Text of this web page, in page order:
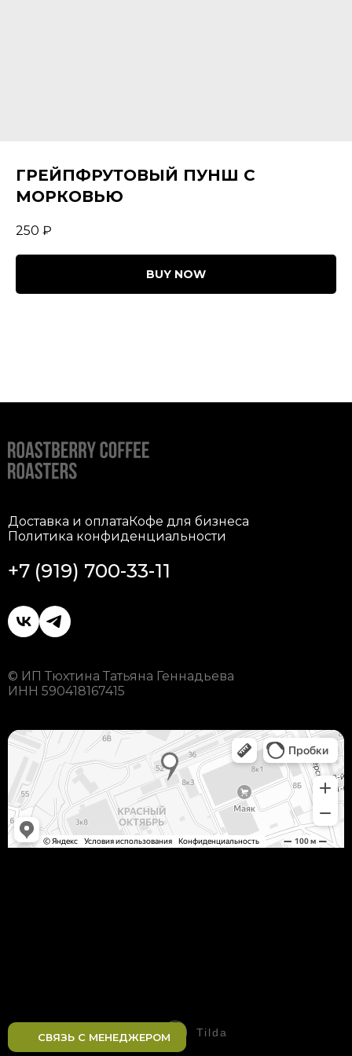
СВЯЗЬ С МЕНЕДЖЕРОМ
ГРЕЙПФРУТОВЫЙ ПУНШ С
МОРКОВЬЮ
250 ₽
BUY NOW
Доставка и оплатаКофе для бизнеса
Политика конфиденциальности
+7 (919) 700-33-11
© ИП Тюхтина Татьяна Геннадьева
ИНН 590418167415
Made on Tilda